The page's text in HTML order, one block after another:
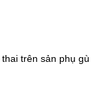
trên sản phụ gù